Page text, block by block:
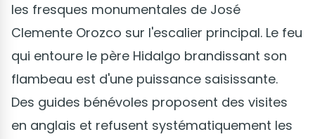
les fresques monumentales de José
Clemente Orozco sur l'escalier principal. Le feu
qui entoure le père Hidalgo brandissant son
flambeau est d'une puissance saisissante.
Des guides bénévoles proposent des visites
en anglais et refusent systématiquement les